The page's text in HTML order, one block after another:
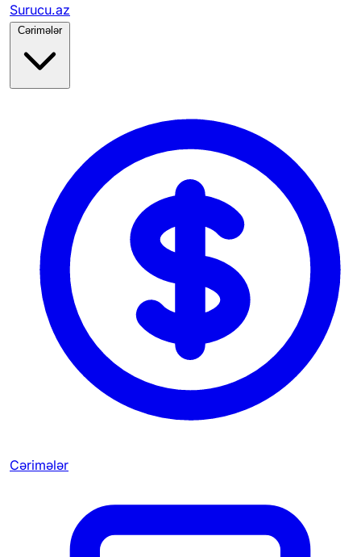
Surucu.az
Cərimələr
Cərimələr